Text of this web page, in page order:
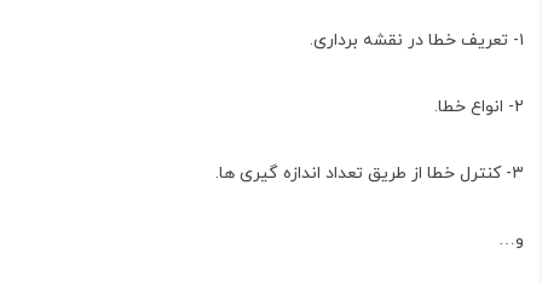
۱- تعریف خطا در نقشه برداری.
۲- انواع خطا.
۳- کنترل خطا از طریق تعداد اندازه گیری ها.
و…